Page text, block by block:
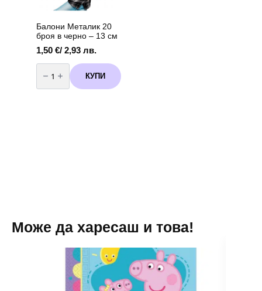
Балони Металик 20
броя в черно – 13 см
1,50 €/ 2,93 лв.
количество
за
Балони
Металик
КУПИ
Може да харесаш и това!